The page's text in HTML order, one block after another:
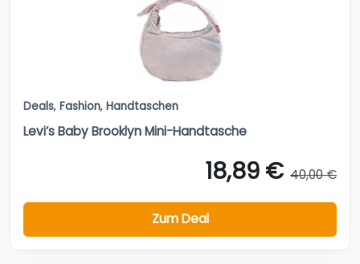
Deals, Fashion, Handtaschen
Levi’s Baby Brooklyn Mini-Handtasche
18,89 € 40,00 €
Zum Deal